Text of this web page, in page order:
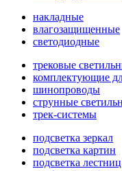
накладные
влагозащищенные
светодиодные
трековые
комплектующие
шинопроводы
струнные
трек-системы
подсветка зеркал
подсветка картин
подсветка